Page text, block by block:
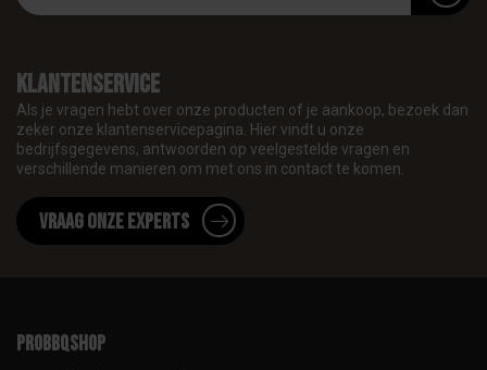
Klantenservice
Als je vragen hebt over onze producten of je aankoop, bezoek dan
zeker onze klantenservicepagina. Hier vindt u onze
bedrijfsgegevens, antwoorden op veelgestelde vragen en
verschillende manieren om met ons in contact te komen.
Vraag onze experts
proBBQshop